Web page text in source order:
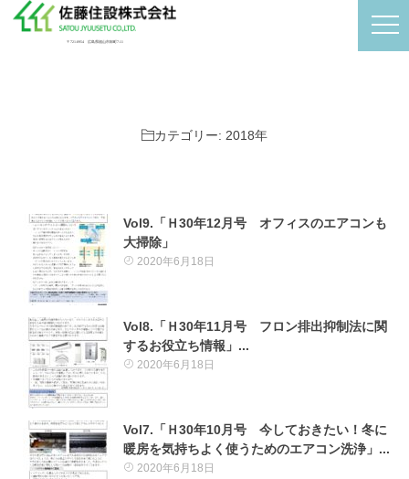
〒721-0954 広島県福山市卸町7-11
カテゴリー: 2018年
Vol9.「Ｈ30年12月号 オフィスのエアコンも
大掃除」
2020年6月18日
Vol8.「Ｈ30年11月号 フロン排出抑制法に関
するお役立ち情報」...
2020年6月18日
Vol7.「Ｈ30年10月号 今しておきたい！冬に
暖房を気持ちよく使うためのエアコン洗浄」...
2020年6月18日